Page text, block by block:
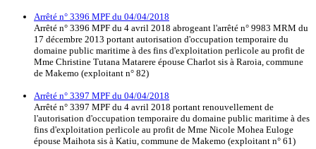
Arrêté n° 3396 MPF du 04/04/2018
Arrêté n° 3396 MPF du 4 avril 2018 abrogeant l'arrêté n° 9983 MRM du
17 décembre 2013 portant autorisation d'occupation temporaire du
domaine public maritime à des fins d'exploitation perlicole au profit de
Mme Christine Tutana Matarere épouse Charlot sis à Raroia, commune
de Makemo (exploitant n° 82)
Arrêté n° 3397 MPF du 04/04/2018
Arrêté n° 3397 MPF du 4 avril 2018 portant renouvellement de
l'autorisation d'occupation temporaire du domaine public maritime à des
fins d'exploitation perlicole au profit de Mme Nicole Mohea Euloge
épouse Maihota sis à Katiu, commune de Makemo (exploitant n° 61)